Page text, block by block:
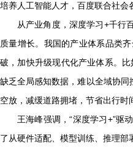
培养人工智能人才，百度联合社会
从产业角度，深度学习+千行
质量增长。我国的产业体系品类
破，加快升级现代化产业体系。
缺乏全局感知数据，难以全域协
空放，减缓道路拥堵，节省出行时
王海峰强调，“深度学习+”驱
了从硬件适配、模型训练、推理